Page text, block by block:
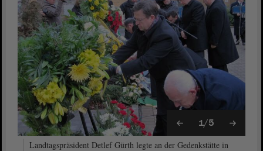
1/5
Landtagspräsident Detlef Gürth legte an der Gedenkstätte in